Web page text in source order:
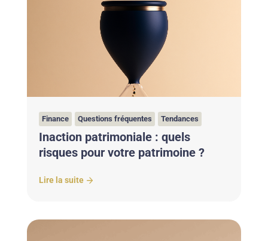
Finance Questions fréquentes Tendances
Inaction patrimoniale : quels
risques pour votre patrimoine ?
Lire la suite